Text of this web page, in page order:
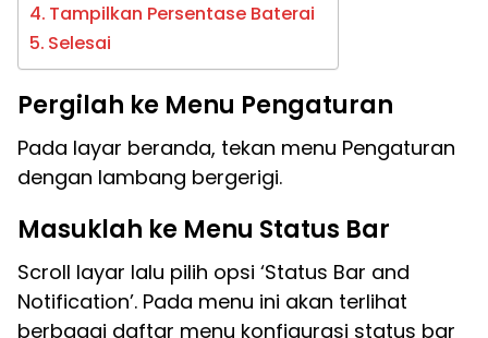
Tampilkan Persentase Baterai
Selesai
Pergilah ke Menu Pengaturan
Pada layar beranda, tekan menu Pengaturan
dengan lambang bergerigi.
Masuklah ke Menu Status Bar
Scroll layar lalu pilih opsi ‘Status Bar and
Notification’. Pada menu ini akan terlihat
berbagai daftar menu konfigurasi status bar